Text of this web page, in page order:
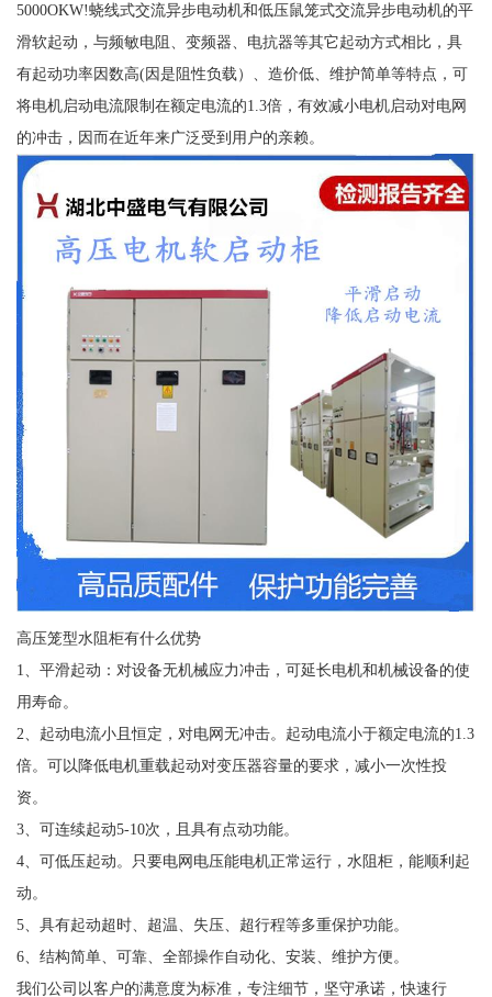
5000OKW!蛲线式交流异步电动机和低压鼠笼式交流异步电动机的平
滑软起动，与频敏电阻、变频器、电抗器等其它起动方式相比，具
有起动功率因数高(因是阻性负载）、造价低、维护简单等特点，可
将电机启动电流限制在额定电流的1.3倍，有效减小电机启动对电网
的冲击，因而在近年来广泛受到用户的亲赖。
高压笼型水阻柜有什么优势
1、平滑起动：对设备无机械应力冲击，可延长电机和机械设备的使
用寿命。
2、起动电流小且恒定，对电网无冲击。起动电流小于额定电流的1.3
倍。可以降低电机重载起动对变压器容量的要求，减小一次性投
资。
3、可连续起动5-10次，且具有点动功能。
4、可低压起动。只要电网电压能电机正常运行，水阻柜，能顺利起
动。
5、具有起动超时、超温、失压、超行程等多重保护功能。
6、结构简单、可靠、全部操作自动化、安装、维护方便。
我们公司以客户的满意度为标准，专注细节，坚守承诺，快速行